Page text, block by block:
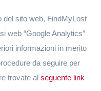
del sito web, FindMyLost
web “Google Analytics”
informazioni in merito
da seguire per
trovate alseguente link